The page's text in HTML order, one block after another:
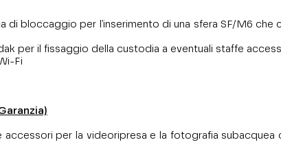
bloccaggio per l'inserimento di una sfera SF/M6 che
per il fissaggio della custodia a eventuali staffe
Fi
per la videoripresa e la fotografia subacquea